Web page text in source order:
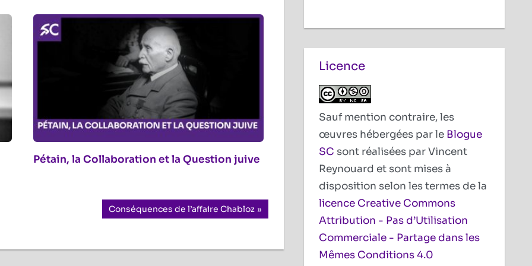
Pétain, la Collaboration et la Question juive
Next
Conséquences de l’affaire Chabloz
Licence
Sauf mention contraire, les
œuvres hébergées par le Blogue
SC sont réalisées par Vincent
Reynouard et sont mises à
disposition selon les termes de la
licence Creative Commons
Attribution - Pas d’Utilisation
Commerciale - Partage dans les
Mêmes Conditions 4.0